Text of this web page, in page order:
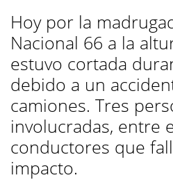
Hoy por la
Nacional 66 a la
estuvo cortada
debido a un
camiones. Tres
involucradas, entre
conductores que
impacto.